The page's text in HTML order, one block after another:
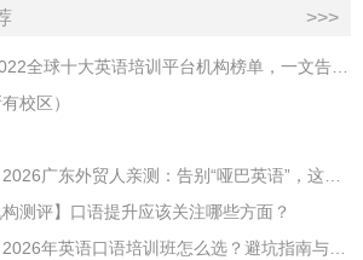
>>>
【16万人的经验贴】2022全球十大英语培训平台机构榜单，一文告诉你
校区）
必克英语效果怎么样？2026广东外贸人亲测：告别“哑巴英语”，这才是成年人最高效的自救指南！
测评】口语提升应该关注哪些方面？
实测厦门机构后讲讲：2026年英语口语培训班怎么选？避坑指南与高效学习新范式